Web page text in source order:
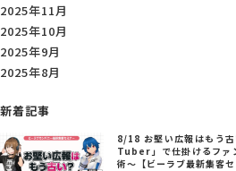
2025年11月
2025年10月
2025年9月
2025年8月
新着記事
8/18 お堅い広報はもう
Tuber」で仕掛けるファ
術～【ビーラブ最新集客セ